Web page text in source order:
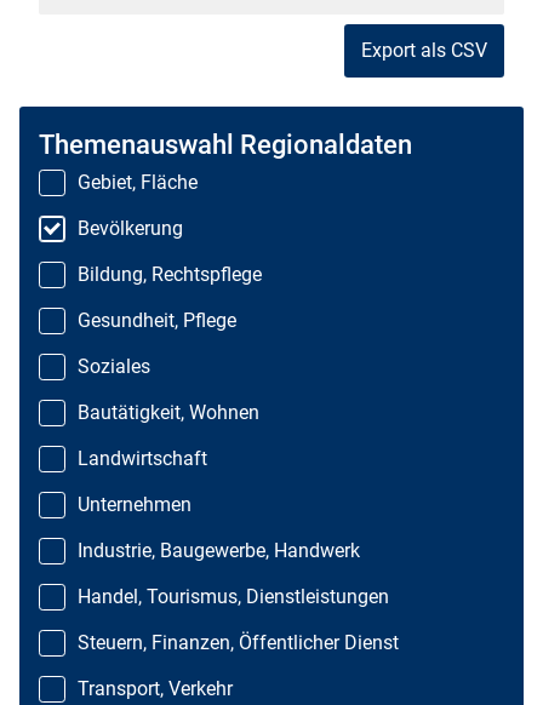
Export als CSV
Themenauswahl Regionaldaten
Gebiet, Fläche
Bevölkerung
Bildung, Rechtspflege
Gesundheit, Pflege
Soziales
Bautätigkeit, Wohnen
Landwirtschaft
Unternehmen
Industrie, Baugewerbe, Handwerk
Handel, Tourismus, Dienstleistungen
Steuern, Finanzen, Öffentlicher Dienst
Transport, Verkehr